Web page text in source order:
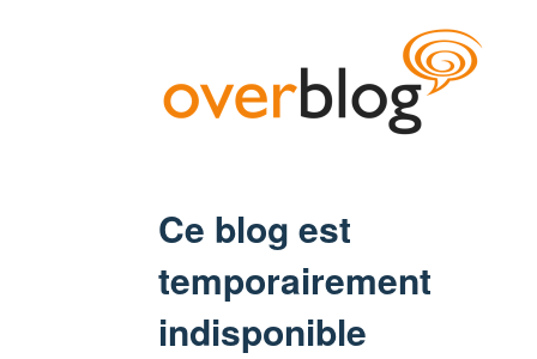
Ce blog est
temporairement
indisponible